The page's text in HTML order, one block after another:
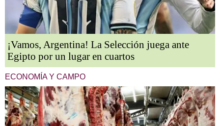
¡Vamos, Argentina! La Selección juega ante
Egipto por un lugar en cuartos
ECONOMÍA Y CAMPO